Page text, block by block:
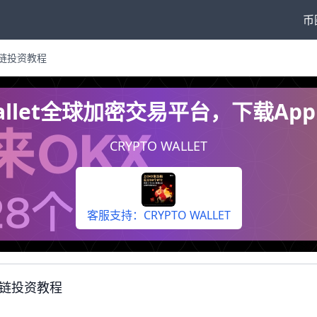
投资教程
全球加密交易平台，下载
CRYPTO WALLET
客服支持：CRYPTO WALLET
投资教程